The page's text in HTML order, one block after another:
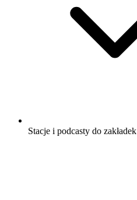
Stacje i podcasty do zakładek